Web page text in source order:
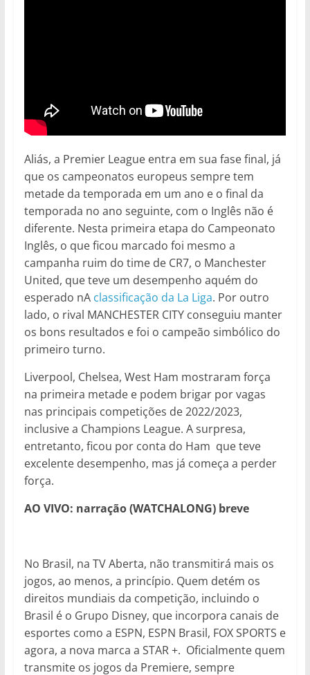
Aliás, a Premier League entra em sua fase final, já
que os campeonatos europeus sempre tem
metade da temporada em um ano e o final da
temporada no ano seguinte, com o Inglês não é
diferente. Nesta primeira etapa do Campeonato
Inglês, o que ficou marcado foi mesmo a
campanha ruim do time de CR7, o Manchester
United, que teve um desempenho aquém do
esperado nA classificação da La Liga. Por outro
lado, o rival MANCHESTER CITY conseguiu manter
os bons resultados e foi o campeão simbólico do
primeiro turno.
Liverpool, Chelsea, West Ham mostraram força
na primeira metade e podem brigar por vagas
nas principais competições de 2022/2023,
inclusive a Champions League. A surpresa,
entretanto, ficou por conta do Ham que teve
excelente desempenho, mas já começa a perder
força.
AO VIVO: narração (WATCHALONG) breve
No Brasil, na TV Aberta, não transmitirá mais os
jogos, ao menos, a princípio. Quem detém os
direitos mundiais da competição, incluindo o
Brasil é o Grupo Disney, que incorpora canais de
esportes como a ESPN, ESPN Brasil, FOX SPORTS e
agora, a nova marca a STAR +. Oficialmente quem
transmite os jogos da Premiere, sempre